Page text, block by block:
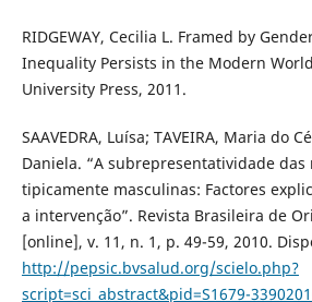
RIDGEWAY, Cecilia L. Framed by
Inequality Persists in the Modern
University Press, 2011.
SAAVEDRA, Luísa; TAVEIRA, Maria do
Daniela. “A subrepresentatividade das
tipicamente masculinas: Factores
a intervenção”. Revista Brasileira de
[online], v. 11, n. 1, p. 49-59, 2010.
http://pepsic.bvsalud.org/scielo.php?
script=sci_abstract&pid=S1679-